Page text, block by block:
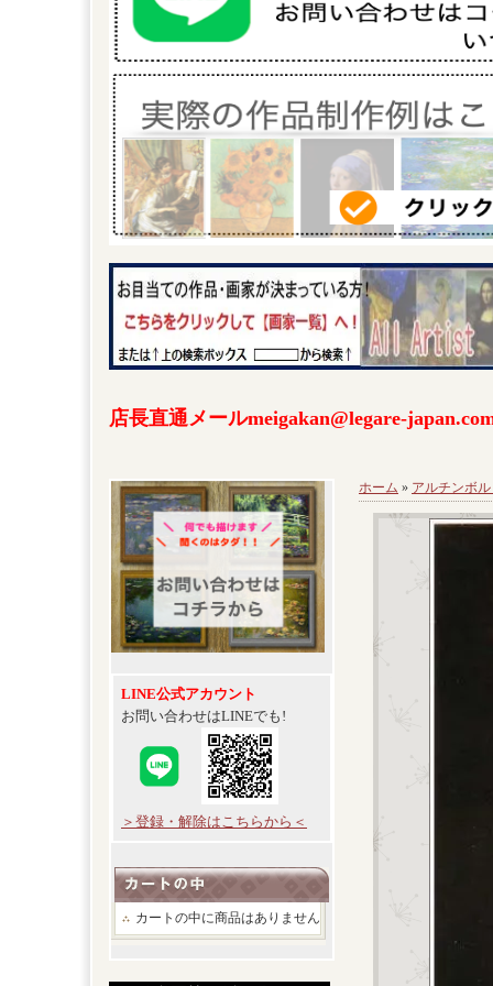
店長直通メールmeigakan@legare-
LINE公式アカウント
お問い合わせはLINEでも!
＞登録・解除はこちらから＜
カートの中に商品はありません
ホーム » アルチンボ